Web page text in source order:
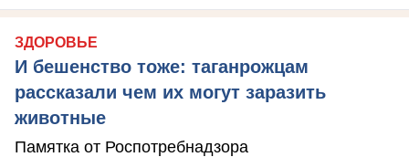
ЗДОРОВЬЕ
И бешенство тоже: таганрожцам
рассказали чем их могут заразить
животные
Памятка от Роспотребнадзора